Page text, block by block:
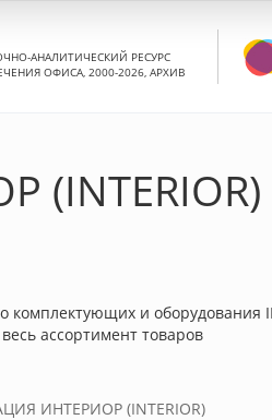
АНАЛИТИЧЕСКИЙ РЕСУРС
ОФИСА, 2000-2026, АРХИВ
(INTERIOR)
комплектующих и
ассортимент товаров
ИНТЕРИОР (INTERIOR)